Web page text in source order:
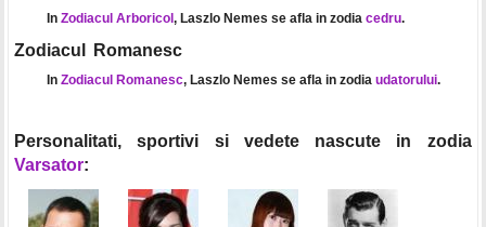
In Zodiacul Arboricol , Laszlo Nemes se afla in zodia cedru.
Zodiacul Romanesc
In Zodiacul Romanesc, Laszlo Nemes se afla in zodia udatorului.
Personalitati, sportivi si vedete nascute in zodia
Varsator: